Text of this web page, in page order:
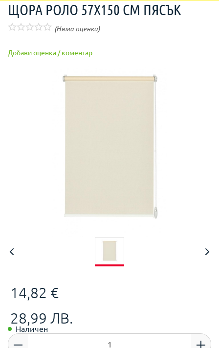
ЩОРА РОЛО 57Х150 CM ПЯСЪК
(Няма оценки)
Добави оценка / коментар
14,82 €
28,99 ЛВ.
Наличен